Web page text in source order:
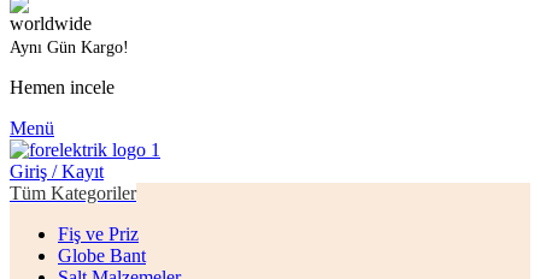
Aynı Gün Kargo!
Hemen incele
Menü
Giriş / Kayıt
Tüm Kategoriler
Fiş ve Priz
Globe Bant